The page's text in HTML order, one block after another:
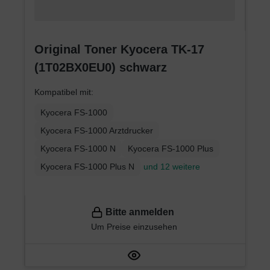
Original Toner Kyocera TK-17
(1T02BX0EU0) schwarz
Kompatibel mit:
Kyocera FS-1000
Kyocera FS-1000 Arztdrucker
Kyocera FS-1000 N
Kyocera FS-1000 Plus
Kyocera FS-1000 Plus N
und 12 weitere
Bitte anmelden
Um Preise einzusehen